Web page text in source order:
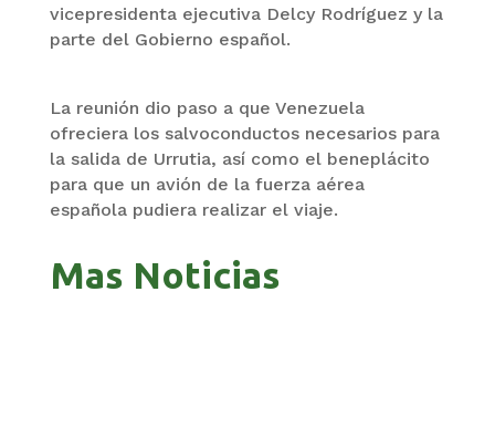
vicepresidenta ejecutiva Delcy Rodríguez y la
parte del Gobierno español.
La reunión dio paso a que Venezuela
ofreciera los salvoconductos necesarios para
la salida de Urrutia, así como el beneplácito
para que un avión de la fuerza aérea
española pudiera realizar el viaje.
Mas Noticias